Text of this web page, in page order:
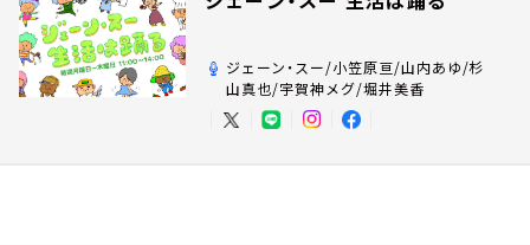
ジェーン・スー/小笠原亘/山内あゆ/杉
山真也/宇賀神メグ/堀井美香